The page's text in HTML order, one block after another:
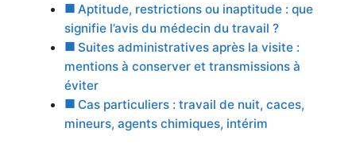
Aptitude, restrictions ou inaptitude : que
signifie l’avis du médecin du travail ?
Suites administratives après la visite :
mentions à conserver et transmissions à
éviter
Cas particuliers : travail de nuit, caces,
mineurs, agents chimiques, intérim